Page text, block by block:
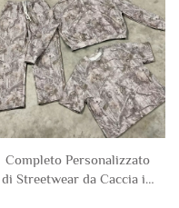
uomo
Completo Personalizzato
di Streetwear da Caccia in